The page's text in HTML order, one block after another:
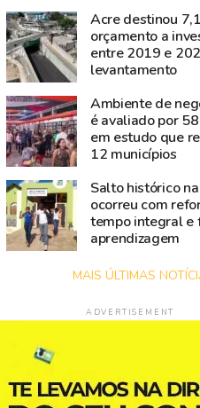
sucesso
da
Expoacre
2026
empreendedorismo
amazônico
Acre destinou
orçamento a
entre 2019 e
levantamento
Ambiente de
é avaliado por
em estudo que
12 municípios
Salto histórico
ocorreu com
tempo integral e
aprendizagem
MAIS ÚLTIMAS
ADVERTISEMENT